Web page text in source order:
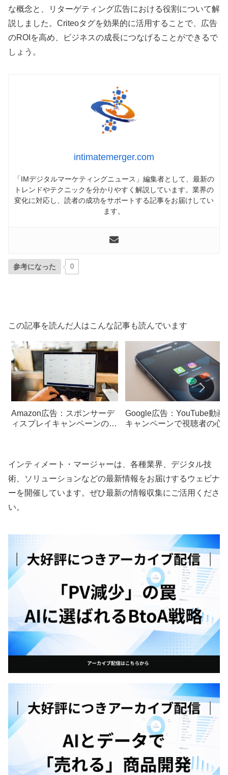
な概念と、リターゲティング広告における役割について解
説しました。Criteoタグを効果的に活用することで、広告
のROIを高め、ビジネスの成長につなげることができるで
しょう。
intimatemerger.com
「IMデジタルマーケティングニュース」編集者として、最新の
トレンドやテクニックを分かりやすく解説しています。業界の
変化に対応し、読者の成功をサポートする記事をお届けしてい
ます。
参考になった 0
この記事を読んだ人はこんな記事も読んでいます
Amazon広告：スポンサーデ
ィスプレイキャンペーンの最
Google広告：YouTube動画
キャンペーンで視聴者の心
インティメート・マージャーは、各種業界、デジタル技
術、ソリューションなどの最新情報をお届けするウェビナ
ーを開催しています。ぜひ最新の情報収集にご活用くださ
い。